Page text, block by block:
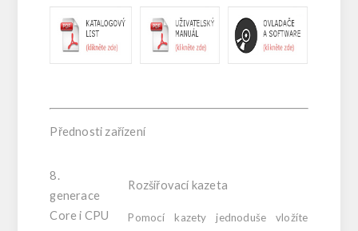
Přednosti zařízení
8.
generace
Core i CPU
Rozšiřovací kazeta
Pomocí kazety jednoduše vložíte